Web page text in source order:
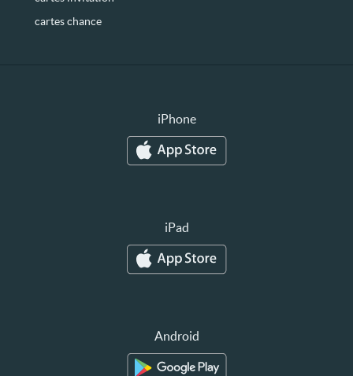
cartes chance
iPhone
iPad
Android